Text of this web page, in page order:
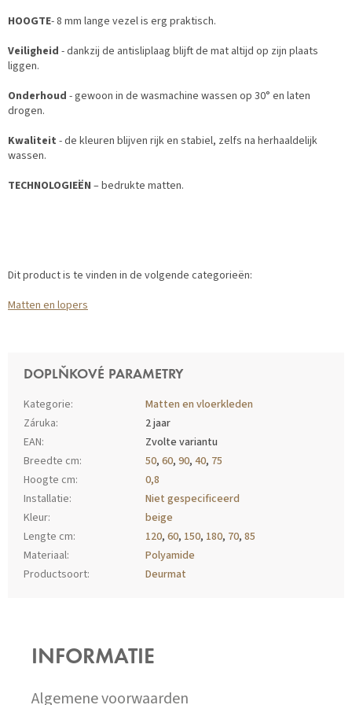
HOOGTE- 8 mm lange vezel is erg praktisch.
Veiligheid - dankzij de antisliplaag blijft de mat altijd op zijn plaats
liggen.
Onderhoud - gewoon in de wasmachine wassen op 30° en laten
drogen.
Kwaliteit - de kleuren blijven rijk en stabiel, zelfs na herhaaldelijk
wassen.
TECHNOLOGIEËN – bedrukte matten.
Dit product is te vinden in de volgende categorieën:
Matten en lopers
DOPLŇKOVÉ PARAMETRY
Kategorie:
Matten en vloerkleden
Záruka:
2 jaar
EAN:
Zvolte variantu
Breedte cm: 50, 60, 90, 40, 75
Hoogte cm:
0,8
Installatie:
Niet gespecificeerd
Kleur:
beige
Lengte cm: 120, 60, 150, 180, 70, 85
Materiaal:
Polyamide
Productsoort:
Deurmat
INFORMATIE
Algemene voorwaarden